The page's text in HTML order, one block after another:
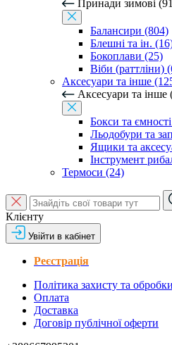
Принади зимові
Балансири (804)
Блешні та ін.
Бокоплави (25)
Віби (раттліни)
Аксесуари та інше
Аксесуари та інше
Бокси та
Льодобури та
Ящики та
Інструмент
Термоси (24)
Клієнту
Увійти в кабінет
Реєстрація
Політика захисту та
Оплата
Доставка
Договір публічної оферти